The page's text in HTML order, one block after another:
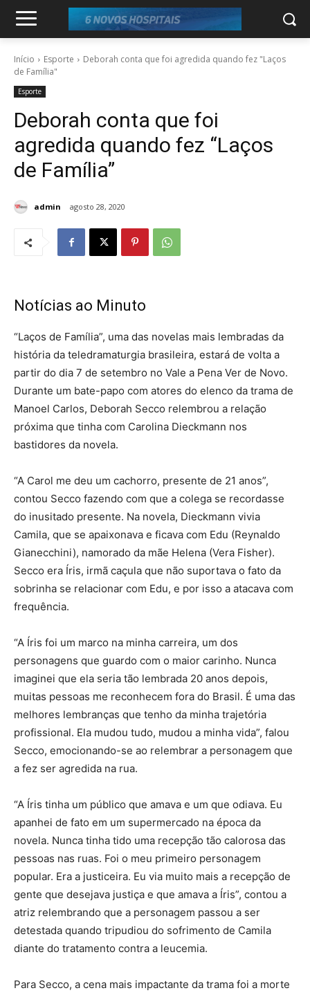
Início Esporte
Deborah conta que foi agredida quando fez "Laços
de Família"
Esporte
Deborah conta que foi
agredida quando fez “Laços
de Família”
admin agosto 28, 2020
Notícias ao Minuto
“Laços de Família”, uma das novelas mais lembradas da
história da teledramaturgia brasileira, estará de volta a
partir do dia 7 de setembro no Vale a Pena Ver de Novo.
Durante um bate-papo com atores do elenco da trama de
Manoel Carlos, Deborah Secco relembrou a relação
próxima que tinha com Carolina Dieckmann nos
bastidores da novela.
“A Carol me deu um cachorro, presente de 21 anos”,
contou Secco fazendo com que a colega se recordasse
do inusitado presente. Na novela, Dieckmann vivia
Camila, que se apaixonava e ficava com Edu (Reynaldo
Gianecchini), namorado da mãe Helena (Vera Fisher).
Secco era Íris, irmã caçula que não suportava o fato da
sobrinha se relacionar com Edu, e por isso a atacava com
frequência.
“A Íris foi um marco na minha carreira, um dos
personagens que guardo com o maior carinho. Nunca
imaginei que ela seria tão lembrada 20 anos depois,
muitas pessoas me reconhecem fora do Brasil. É uma das
melhores lembranças que tenho da minha trajetória
profissional. Ela mudou tudo, mudou a minha vida”, falou
Secco, emocionando-se ao relembrar a personagem que
a fez ser agredida na rua.
“A Íris tinha um público que amava e um que odiava. Eu
apanhei de fato em um supermercado na época da
novela. Nunca tinha tido uma recepção tão calorosa das
pessoas nas ruas. Foi o meu primeiro personagem
popular. Era a justiceira. Eu via muito mais a recepção de
gente que desejava justiça e que amava a Íris”, contou a
atriz relembrando que a personagem passou a ser
detestada quando tripudiou do sofrimento de Camila
diante do tratamento contra a leucemia.
Para Secco, a cena mais impactante da trama foi a morte